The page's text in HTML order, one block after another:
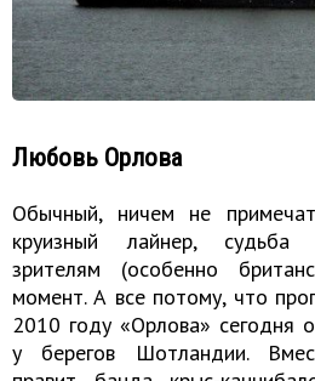
Любовь Орлова
Обычный, ничем не
круизный лайнер, судьба
зрителям (особенно
момент. А все потому, что
2010 году «Орлова» сегодня
у берегов Шотландии.